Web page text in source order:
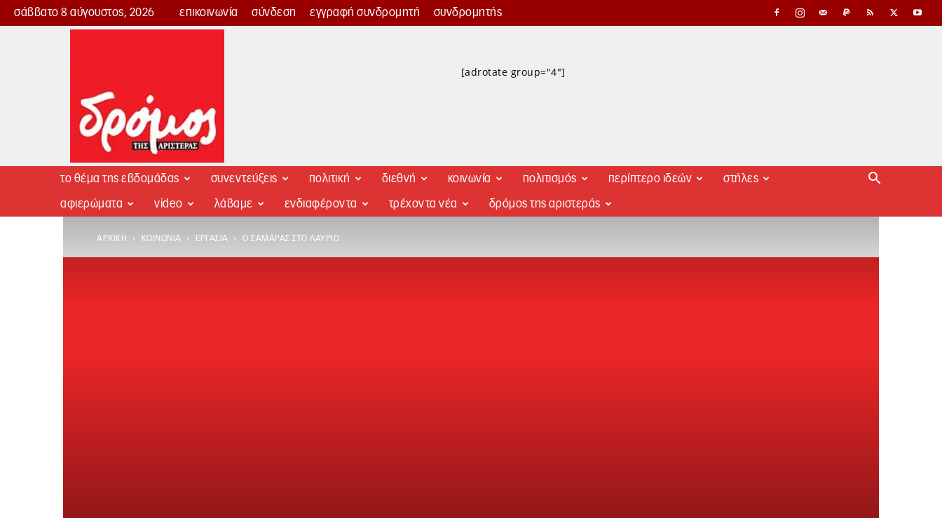
σάββατο 8 αύγουστος, 2026 επικοινωνία σύνδεση εγγραφή συνδρομητή συνδρομητής
Δρόμος
[adrotate group="4"]
το θέμα της εβδομάδας συνεντεύξεις πολιτική διεθνή κοινωνία πολιτισμός περίπτερο ιδεών στήλες
αφιερώματα video λάβαμε ενδιαφέροντα τρέχοντα νέα δρόμος της αριστεράς
ΑΡΧΙΚΉ ΚΟΙΝΩΝΊΑ ΕΡΓΑΣΊΑ O ΣΑΜΑΡΆΣ ΣΤΟ ΛΑΎΡΙΟ